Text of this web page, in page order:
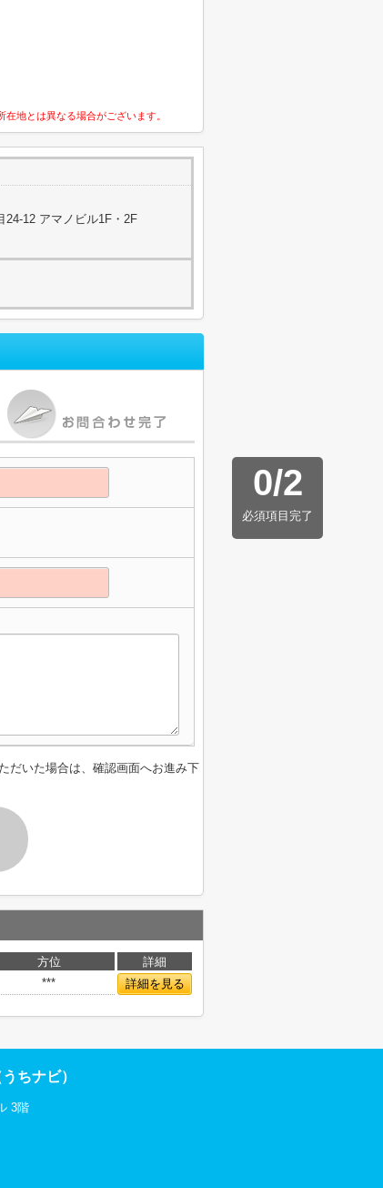
地とは異なる場合がございます。
24-12 アマノビル1F・2F
0/2
必須項目完了
だいた場合は、確認画面へお進み下
方位
詳細
*** 詳細を見る
ちナビ）
3階